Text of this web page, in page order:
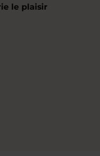
le plaisir